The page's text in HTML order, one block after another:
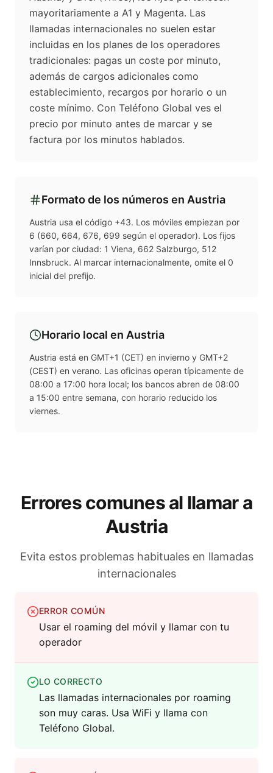
mayoritariamente a A1 y Magenta. Las
llamadas internacionales no suelen estar
incluidas en los planes de los operadores
tradicionales: pagas un coste por minuto,
además de cargos adicionales como
establecimiento, recargos por horario o un
coste mínimo. Con Teléfono Global ves el
precio por minuto antes de marcar y se
factura por los minutos hablados.
Formato de los números en Austria
Austria usa el código +43. Los móviles empiezan por
6 (660, 664, 676, 699 según el operador). Los fijos
varían por ciudad: 1 Viena, 662 Salzburgo, 512
Innsbruck. Al marcar internacionalmente, omite el 0
inicial del prefijo.
Horario local en Austria
Austria está en GMT+1 (CET) en invierno y GMT+2
(CEST) en verano. Las oficinas operan típicamente de
08:00 a 17:00 hora local; los bancos abren de 08:00
a 15:00 entre semana, con horario reducido los
viernes.
Errores comunes al llamar a
Austria
Evita estos problemas habituales en llamadas
internacionales
ERROR COMÚN
Usar el roaming del móvil y llamar con tu
operador
LO CORRECTO
Las llamadas internacionales por roaming
son muy caras. Usa WiFi y llama con
Teléfono Global.